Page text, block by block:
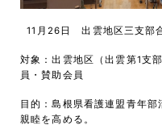
11月26日 出雲地区三支部
対象：出雲地区（出雲第1支
員・賛助会員
目的：島根県看護連盟青年
親睦を高める。